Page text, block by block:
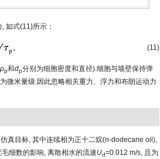
如式(11)所示：
(11)
ρp和dp分别为细胞密度和直径).细胞与墙壁保持弹
微米量级.因此忽略相关重力、浮力和布朗运动力
真目标, 其中连续相为正十二烷(n-dodecane oil),
细数的影响, 离散相水的流速Ud=0.012 m/s, 且为